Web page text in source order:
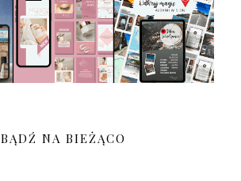
BĄDŹ NA BIEŻĄCO